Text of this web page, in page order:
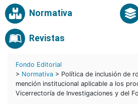
Normativa
Revistas
Fondo Editorial
> Normativa > Política de inclusión de
mención institucional aplicable a los
Vicerrectoría de Investigaciones y del